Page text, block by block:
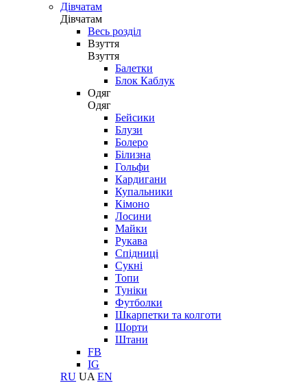
Дівчатам
Дівчатам
Весь розділ
Взуття
Взуття
Балетки
Блок Каблук
Одяг
Одяг
Бейсики
Блузи
Болеро
Білизна
Гольфи
Кардигани
Купальники
Кімоно
Лосини
Майки
Рукава
Спідниці
Сукні
Топи
Туніки
Футболки
Шкарпетки та колготи
Шорти
Штани
FB
IG
RU UA EN